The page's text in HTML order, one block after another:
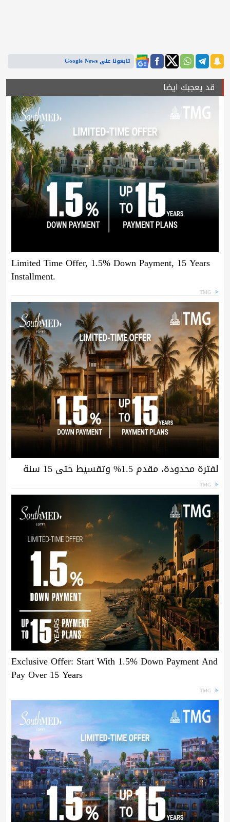
تابعونا على Google News
قد يعجبك ايضا
Limited Time Offer, 1.5% Down Payment, 15 Years
Installment.
TMG
لفترة محدودة، مقدم 1.5% وتقسيط حتى 15 سنة
TMG
Exclusive Offer: Start With 1.5% Down Payment And
Pay Over 15 Years
TMG